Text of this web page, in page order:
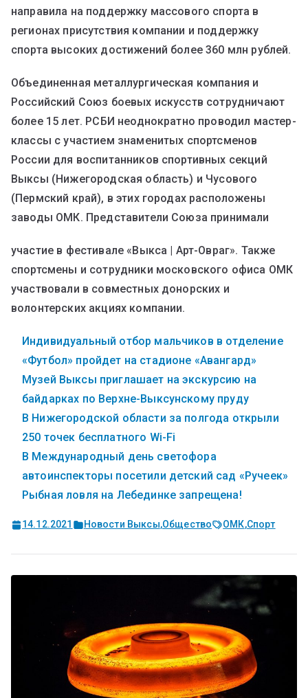
направила на поддержку массового спорта в
регионах присутствия компании и поддержку
спорта высоких достижений более 360 млн рублей.
Объединенная металлургическая компания и
Российский Союз боевых искусств сотрудничают
более 15 лет. РСБИ неоднократно проводил мастер-
классы с участием знаменитых спортсменов
России для воспитанников спортивных секций
Выксы (Нижегородская область) и Чусового
(Пермский край), в этих городах расположены
заводы ОМК. Представители Союза принимали
участие в фестивале «Выкса | Арт-Овраг». Также
спортсмены и сотрудники московского офиса ОМК
участвовали в совместных донорских и
волонтерских акциях компании.
Индивидуальный отбор мальчиков в отделение
«Футбол» пройдет на стадионе «Авангард»
Музей Выксы приглашает на экскурсию на
байдарках по Верхне-Выксунскому пруду
В Нижегородской области за полгода открыли
250 точек бесплатного Wi-Fi
В Международный день светофора
автоинспекторы посетили детский сад «Ручеек»
Рыбная ловля на Лебединке запрещена!
14.12.2021 Новости Выксы,Общество ОМК,Спорт